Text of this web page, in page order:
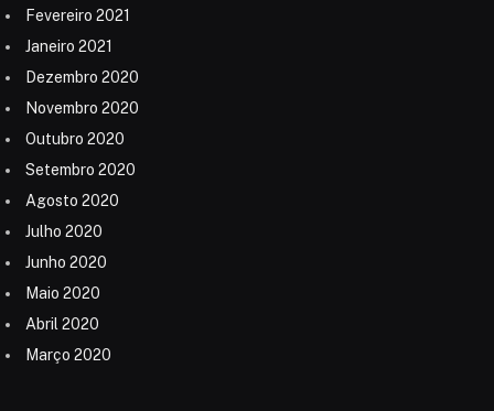
Fevereiro 2021
Janeiro 2021
Dezembro 2020
Novembro 2020
Outubro 2020
Setembro 2020
Agosto 2020
Julho 2020
Junho 2020
Maio 2020
Abril 2020
Março 2020